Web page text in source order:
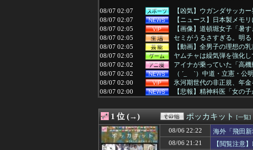
08/07 02:07
【凶気】ウガンダサッカ
08/07 02:07
【ニュース】日本製メモ
08/07 02:05
【画像】道頓堀女子「暑
08/07 02:05
セミがうるさすぎる。明
08/07 02:05
【動画】全男子の理想の
08/07 02:05
ヤムチャは繰気弾を強化
08/07 02:02
アイナが乗っていた「高
08/07 02:02
（ ´_ゝ`）中道・立憲・
08/07 02:00
氷河期世代の非正規、年
08/07 02:00
【悲報】精神科医「女の
08/07 02:00
【ラブライブ！】予定立
08/07 02:00
はじめしゃちょーですら
08/07 01:55
欧州旅行者のアジア旅行先
08/07 01:50
【画像】女子アナ２人が
08/07 01:50
【悲報】クロちゃん、と
1 位 (→) ポッカキット [一覧]
08/06 22:22
海外「飛田
08/06 21:21
【閲覧注意